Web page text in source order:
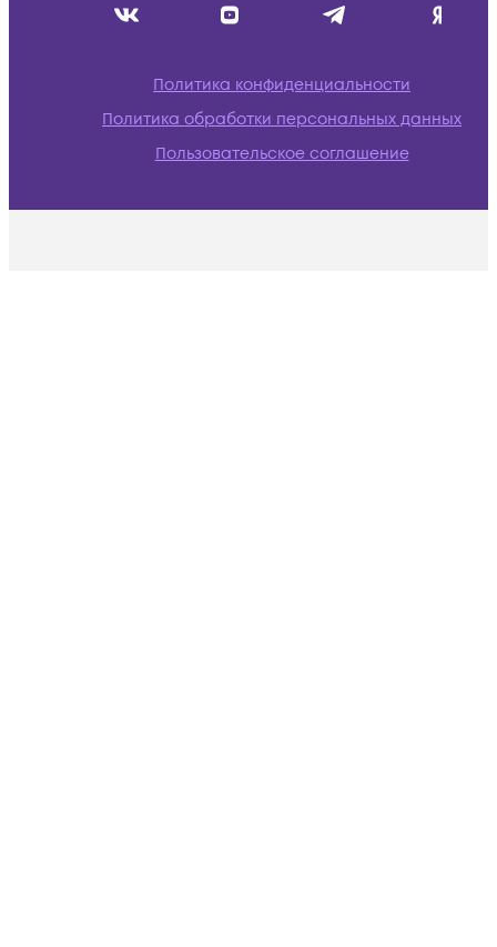
Политика конфиденциальности
Политика обработки персональных данных
Пользовательское соглашение